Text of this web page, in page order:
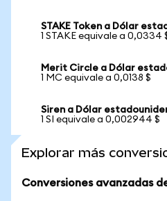
STAKE Token a Dólar
1 STAKE equivale a 0,0334
Merit Circle a Dólar
1 MC equivale a 0,0138 $
Siren a Dólar
1 SI equivale a 0,002944 $
Explorar más
Conversiones avanzadas